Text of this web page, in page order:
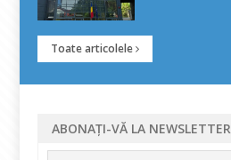
Toate articolele
ABONAȚI-VĂ LA NEWSLETTER